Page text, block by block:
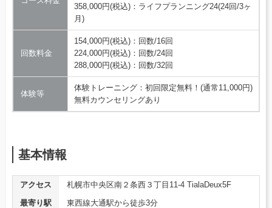
358,000円(税込)：ライフプランニング24(24回/3ヶ
月)
回数料金
154,000円(税込)：回数/16回
224,000円(税込)：回数/24回
288,000円(税込)：回数/32回
体験等
体験トレーニング：初回限定無料！(通常11,000円)
無料カウンセリングあり
基本情報
アクセス
札幌市中央区南２条西３丁目11-4 TialaDeux5F
最寄り駅
東西線大通駅から徒歩3分